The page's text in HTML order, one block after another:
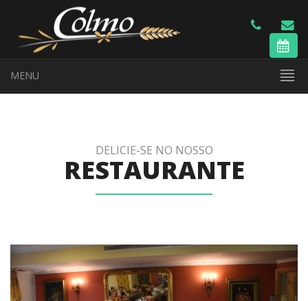
MENU
DELICIE-SE NO NOSSO
RESTAURANTE